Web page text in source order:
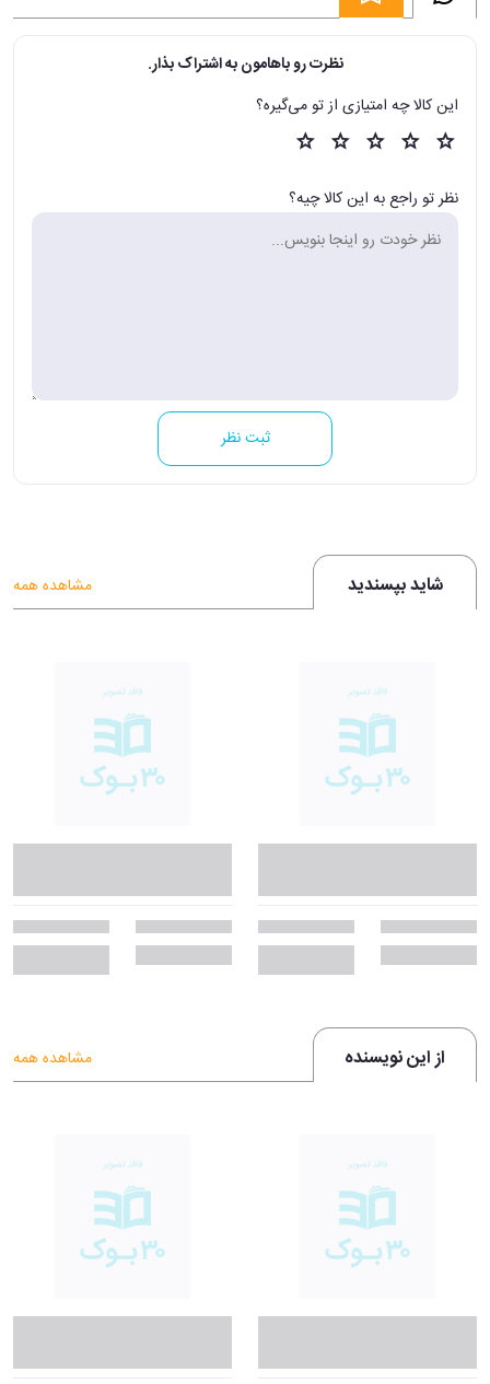
نظرت رو باهامون به اشتراک بذار.
این کالا چه امتیازی از تو می‌گیره؟
نظر تو راجع به این کالا چیه؟
ثبت نظر
شاید بپسندید مشاهده همه
از این نویسنده مشاهده همه